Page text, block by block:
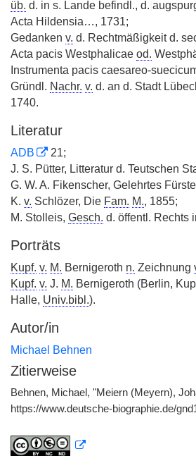
üb. d. in s. Lande befindl., d.
Acta Hildensia…, 1731;
Gedanken v. d. Rechtmäßigkeit d.
Acta pacis Westphalicae od.
Instrumenta pacis caesareo-
Gründl. Nachr. v. d. an d. Stadt
1740.
Literatur
ADB
21;
J. S. Pütter, Litteratur d. Teutschen
G. W. A. Fikenscher, Gelehrtes
K. v. Schlözer, Die Fam. M., 1855;
M. Stolleis, Gesch. d. öffentl. Rechts
Porträts
Kupf. v. M. Bernigeroth n. Zeichnung
Kupf. v. J. M. Bernigeroth (Berlin,
Halle, Univ.bibl.).
Autor/in
Michael Behnen
Zitierweise
Behnen, Michael, "Meiern (Meyern),
https://www.deutsche-biographie.de/